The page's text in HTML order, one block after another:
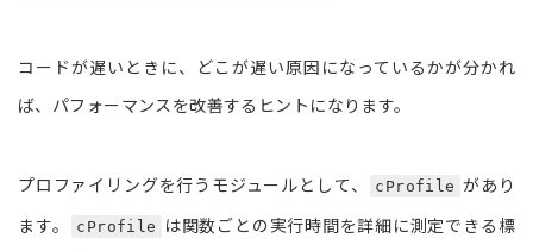
コードが遅いときに、どこが遅い原因になっているかが分かれ
ば、パフォーマンスを改善するヒントになります。
プロファイリングを行うモジュールとして、 cProfile があり
ます。
cProfile
は関数ごとの実行時間を詳細に測定できる標